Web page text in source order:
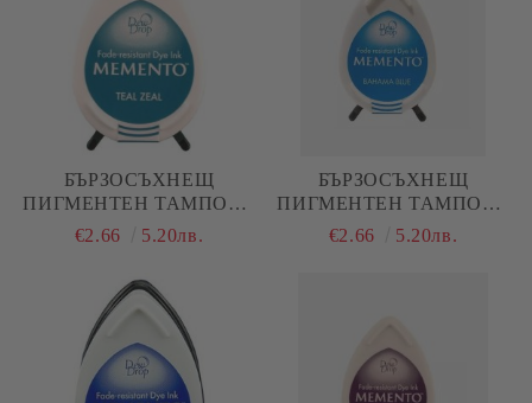
БЪРЗОСЪХНЕЩ
ПИГМЕНТЕН ТАМПОН -
MEMENTO - TEAL ZEAL /
€2.66 5.20лв.
БЪРЗОСЪХНЕЩ
ПИГМЕНТЕН ТАМПОН -
MEMENTO - BAHAMA
€2.66 5.20лв.